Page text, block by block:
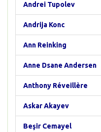
Andrei Tupolev
Andrija Konc
Ann Reinking
Anne Dsane Andersen
Anthony Réveillère
Askar Akayev
Beşir Cemayel